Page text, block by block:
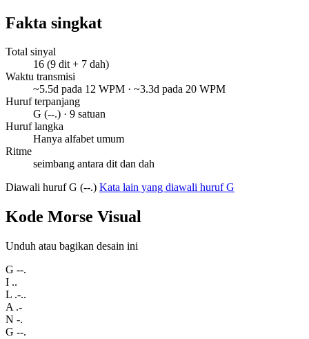
Fakta singkat
Total sinyal
16 (9 dit + 7 dah)
Waktu transmisi
~5.5d pada 12 WPM · ~3.3d pada 20 WPM
Huruf terpanjang
G (--.) · 9 satuan
Huruf langka
Hanya alfabet umum
Ritme
seimbang antara dit dan dah
Diawali huruf G (--.) Kata lain yang diawali huruf G
Kode Morse Visual
Unduh atau bagikan desain ini
G --.
I ..
L .-..
A .-
N -.
G --.